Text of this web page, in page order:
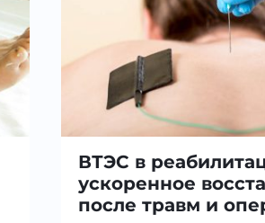
ВТЭС в
ускоренное
после травм и